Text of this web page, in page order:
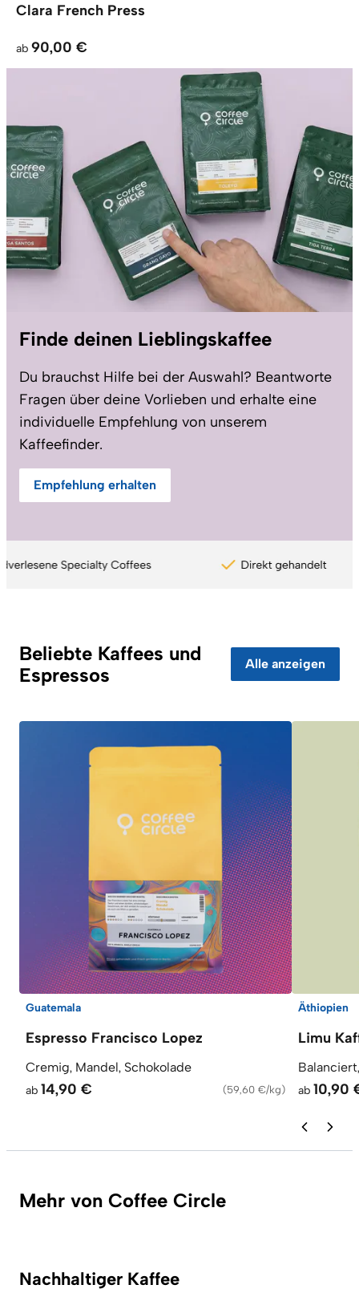
Clara French Press
ab 90,00 €
Finde deinen Lieblingskaffee
Du brauchst Hilfe bei der Auswahl? Beantworte
Fragen über deine Vorlieben und erhalte eine
individuelle Empfehlung von unserem
Kaffeefinder.
Empfehlung erhalten
Coffee Circle - Vorteile
Beliebte Kaffees und
Espressos
Alle anzeigen
Guatemala
Espresso Francisco Lopez
Cremig, Mandel, Schokolade
ab 14,90 € (59,60 €/kg)
Äthiopien
Limu
ab 10,90
Mehr von Coffee Circle
Nachhaltiger Kaffee